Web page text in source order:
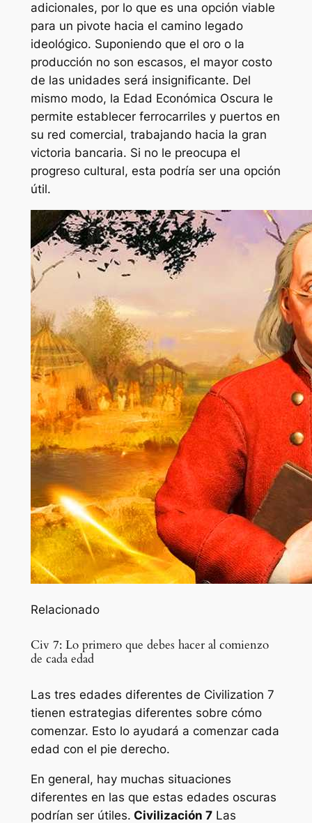
adicionales, por lo que es una opción viable
para un pivote hacia el camino legado
ideológico. Suponiendo que el oro o la
producción no son escasos, el mayor costo
de las unidades será insignificante. Del
mismo modo, la Edad Económica Oscura le
permite establecer ferrocarriles y puertos en
su red comercial, trabajando hacia la gran
victoria bancaria. Si no le preocupa el
progreso cultural, esta podría ser una opción
útil.
Relacionado
Civ 7: Lo primero que debes hacer al comienzo
de cada edad
Las tres edades diferentes de Civilization 7
tienen estrategias diferentes sobre cómo
comenzar. Esto lo ayudará a comenzar cada
edad con el pie derecho.
En general, hay muchas situaciones
diferentes en las que estas edades oscuras
podrían ser útiles. Civilización 7Las